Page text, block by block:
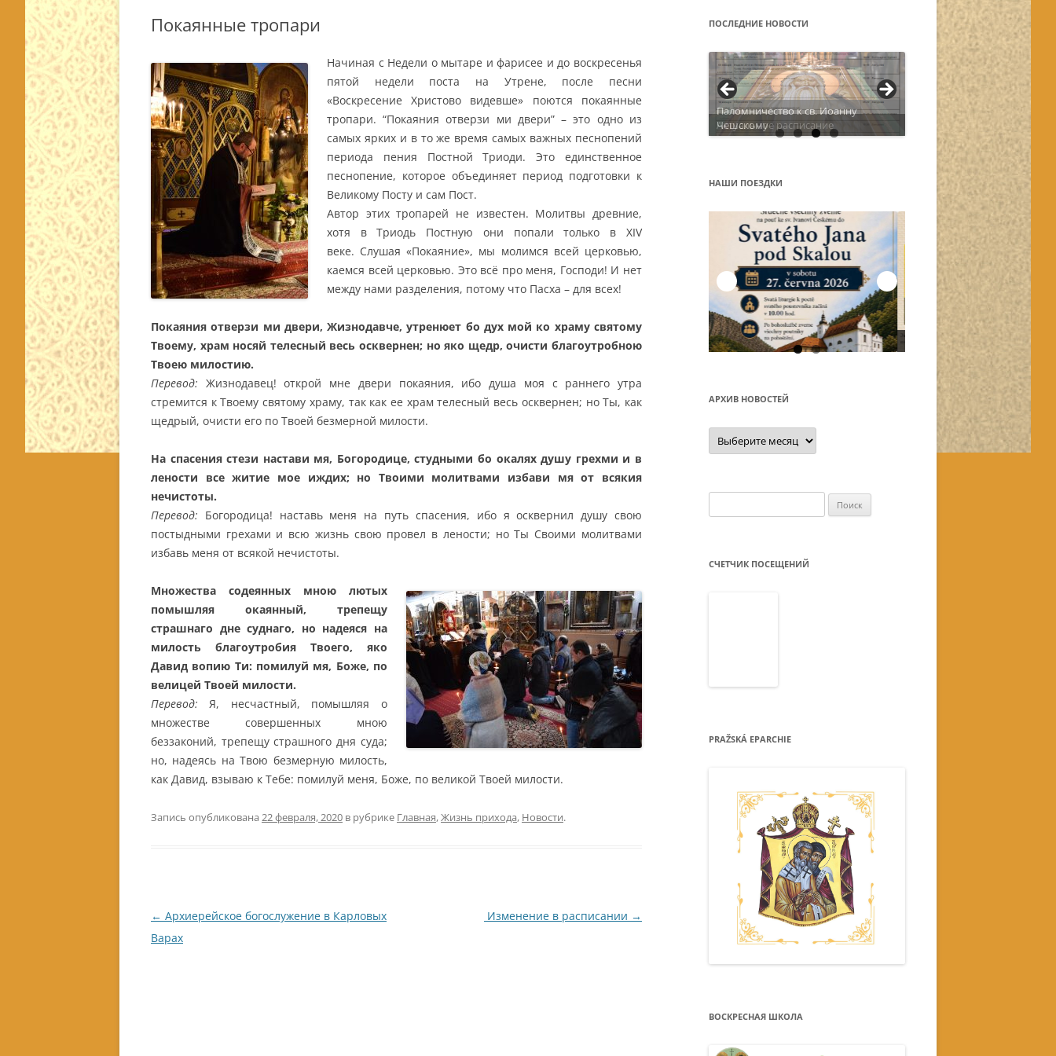
Покаянные тропари
Начиная с Недели о мытаре и фарисее и до воскресенья
пятой недели поста на Утрене, после песни
«Воскресение Христово видевше» поются покаянные
тропари. “Покаяния отверзи ми двери” – это одно из
самых ярких и в то же время самых важных песнопений
периода пения Постной Триоди. Это единственное
песнопение, которое объединяет период подготовки к
Великому Посту и сам Пост.
Автор этих тропарей не известен. Молитвы древние,
хотя в Триодь Постную они попали только в XIV
веке. Слушая «Покаяние», мы молимся всей церковью,
каемся всей церковью. Это всё про меня, Господи! И нет
между нами разделения, потому что Пасха – для всех!
Покаяния отверзи ми двери, Жизнодавче, утренюет бо дух мой ко храму святому
Твоему, храм носяй телесный весь осквернен; но яко щедр, очисти благоутробною
Твоею милостию.
Перевод: Жизнодавец! открой мне двери покаяния, ибо душа моя с раннего утра
стремится к Твоему святому храму, так как ее храм телесный весь осквернен; но Ты, как
щедрый, очисти его по Твоей безмерной милости.
На спасения стези настави мя, Богородице, студными бо окалях душу грехми и в
лености все житие мое иждих; но Твоими молитвами избави мя от всякия
нечистоты.
Перевод: Богородица! наставь меня на путь спасения, ибо я осквернил душу свою
постыдными грехами и всю жизнь свою провел в лености; но Ты Своими молитвами
избавь меня от всякой нечистоты.
Множества содеянных мною лютых
помышляя окаянный, трепещу
страшнаго дне суднаго, но надеяся на
милость благоутробия Твоего, яко
Давид вопию Ти: помилуй мя, Боже, по
велицей Твоей милости.
Перевод: Я, несчастный, помышляя о
множестве совершенных мною
беззаконий, трепещу страшного дня суда;
но, надеясь на Твою безмерную милость,
как Давид, взываю к Тебе: помилуй меня, Боже, по великой Твоей милости.
Запись опубликована 22 февраля, 2020 в рубрике Главная,Жизнь прихода, Новости.
Навигация
по
← Архиерейское богослужение в Карловых
Варах
Изменение в расписании →
ПОСЛЕДНИЕ НОВОСТИ
Актуальное расписание
НАШИ ПОЕЗДКИ
Остров Корфу
АРХИВ НОВОСТЕЙ
Архив
новостей
СЧЕТЧИК ПОСЕЩЕНИЙ
PRAŽSKÁ EPARCHIE
ВОСКРЕСНАЯ ШКОЛА